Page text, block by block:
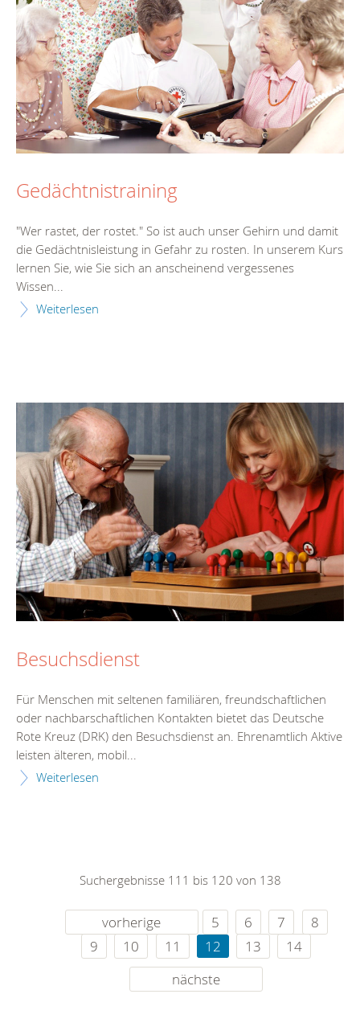
Gedächtnistraining
"Wer rastet, der rostet." So ist auch unser Gehirn und damit
die Gedächtnisleistung in Gefahr zu rosten. In unserem Kurs
lernen Sie, wie Sie sich an anscheinend vergessenes
Wissen...
Weiterlesen
Besuchsdienst
Für Menschen mit seltenen familiären, freundschaftlichen
oder nachbarschaftlichen Kontakten bietet das Deutsche
Rote Kreuz (DRK) den Besuchsdienst an. Ehrenamtlich Aktive
leisten älteren, mobil...
Weiterlesen
Suchergebnisse 111 bis 120 von 138
vorherige 5 6 7
8
9
10 11 12 13
14
nächste